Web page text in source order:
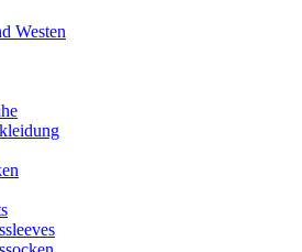
Westen